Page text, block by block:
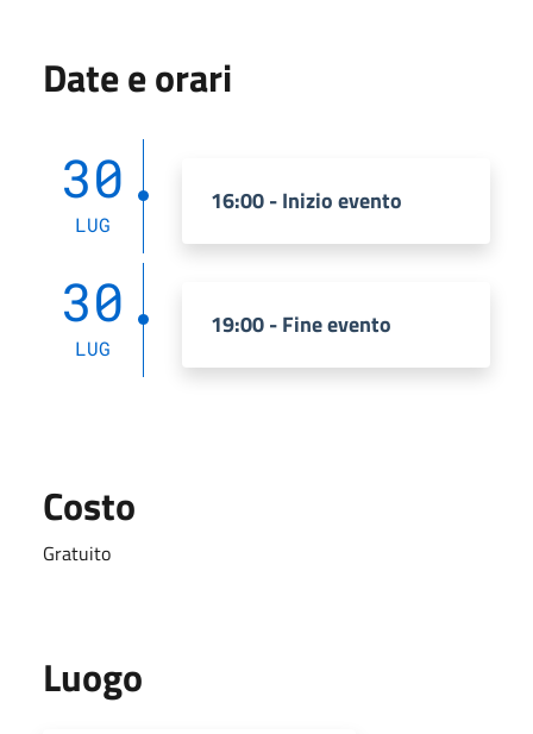
Date e orari
30
LUG
16:00 - Inizio evento
30
LUG
19:00 - Fine evento
Costo
Gratuito
Luogo